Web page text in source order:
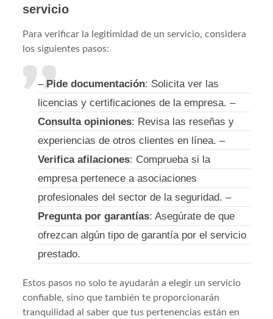
servicio
Para verificar la legitimidad de un servicio, considera
los siguientes pasos:
–Pide documentación: Solicita ver las
licencias y certificaciones de la empresa. –
Consulta opiniones: Revisa las reseñas y
experiencias de otros clientes en línea. –
Verifica afilaciones: Comprueba si la
empresa pertenece a asociaciones
profesionales del sector de la seguridad. –
Pregunta por garantías: Asegúrate de que
ofrezcan algún tipo de garantía por el servicio
prestado.
Estos pasos no solo te ayudarán a elegir un servicio
confiable, sino que también te proporcionarán
tranquilidad al saber que tus pertenencias están en